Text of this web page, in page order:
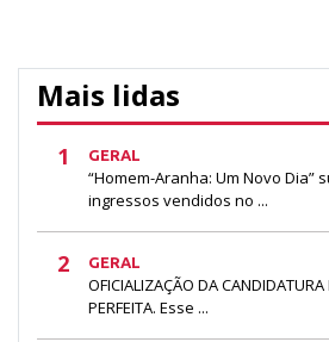
Mais lidas
1 GERAL
“Homem-Aranha: Um Novo Dia”
ingressos vendidos no ...
2 GERAL
OFICIALIZAÇÃO DA CANDIDATURA
PERFEITA. Esse ...